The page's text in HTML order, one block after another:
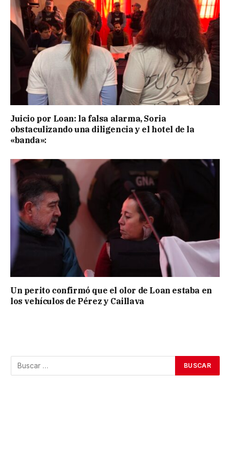
Juicio por Loan: la falsa alarma, Soria
obstaculizando una diligencia y el hotel de la
«banda»:
Un perito confirmó que el olor de Loan estaba en
los vehículos de Pérez y Caillava